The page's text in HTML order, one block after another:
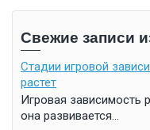
Свежие записи
Стадии игровой
растет
Игровая зависимость
она развивается...